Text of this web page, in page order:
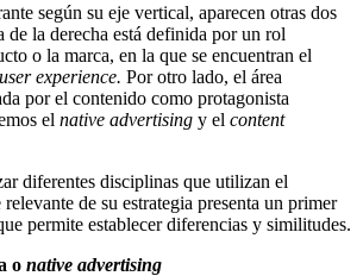
según su eje vertical, aparecen otras dos
de la derecha está definida por un rol
o la marca, en la que se encuentran el
user experience. Por otro lado, el área
por el contenido como protagonista
el native advertising y el content
diferentes disciplinas que utilizan el
de su estrategia presenta un primer
permite establecer diferencias y similitudes.
o native advertising